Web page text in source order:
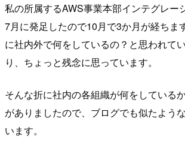
私の所属するAWS事業本部インテグレー
7月に発足したので10月で3か月が経ちま
に社内外で何をしているの？と思われて
り、ちょっと残念に思っています。
そんな折に社内の各組織が何をしている
がありましたので、ブログでも似たよう
います。